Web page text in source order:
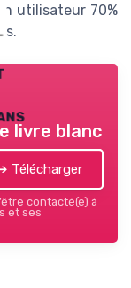
utilisateur 70%
livre blanc
Télécharger
contacté(e) à
et ses